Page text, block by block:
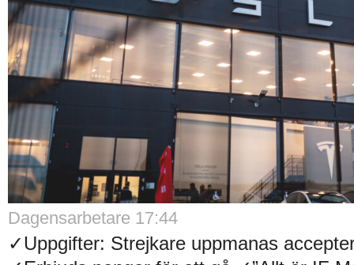
Dagensarbetare 17:44
✓Uppgifter: Strejkare uppmanas